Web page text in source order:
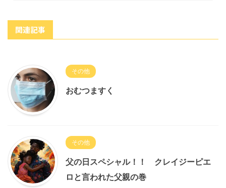
関連記事
その他
おむつますく
その他
父の日スペシャル！！ クレイジーピエ
ロと言われた父親の巻